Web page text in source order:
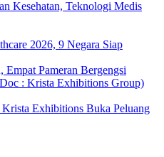
2026, 9 Negara Siap
Exhibitions Buka Peluang